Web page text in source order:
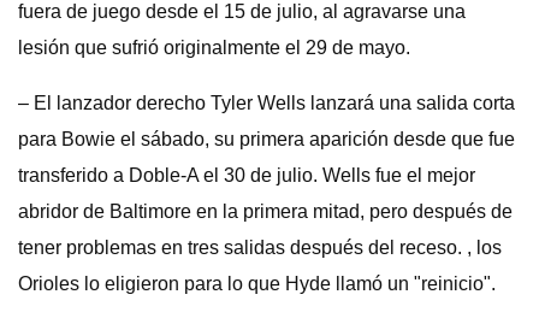
fuera de juego desde el 15 de julio, al agravarse una
lesión que sufrió originalmente el 29 de mayo.
– El lanzador derecho Tyler Wells lanzará una salida corta
para Bowie el sábado, su primera aparición desde que fue
transferido a Doble-A el 30 de julio. Wells fue el mejor
abridor de Baltimore en la primera mitad, pero después de
tener problemas en tres salidas después del receso. , los
Orioles lo eligieron para lo que Hyde llamó un "reinicio".